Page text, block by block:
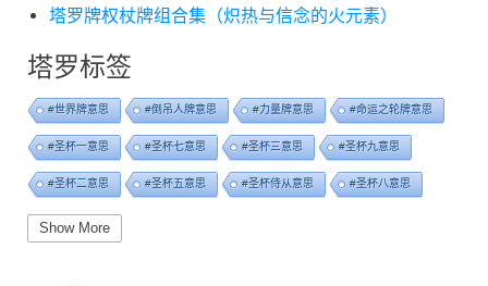
塔罗牌权杖牌组合集（炽热与信念的火元素）
塔罗标签
#世界牌意思 #倒吊人牌意思 #力量牌意思 #命运之轮牌意思
#圣杯一意思 #圣杯七意思 #圣杯三意思 #圣杯九意思
#圣杯二意思 #圣杯五意思 #圣杯侍从意思 #圣杯八意思
#圣杯六意思
Show More